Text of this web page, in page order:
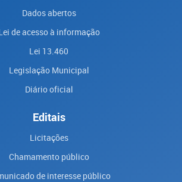
Dados abertos
de acesso à informação
Lei 13.460
Legislação Municipal
Diário oficial
Editais
Licitações
Chamamento público
de interesse público